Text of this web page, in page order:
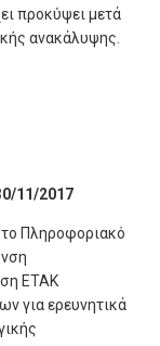
προκύψει μετά
ανακάλυψης.
11/2017
Πληροφοριακό
ΕΤΑΚ
για ερευνητικά